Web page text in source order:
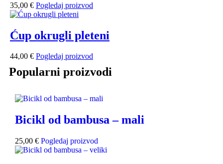
35,00 € Pogledaj proizvod
Ćup okrugli pleteni
44,00 € Pogledaj proizvod
Popularni proizvodi
Bicikl od bambusa – mali
25,00 € Pogledaj proizvod